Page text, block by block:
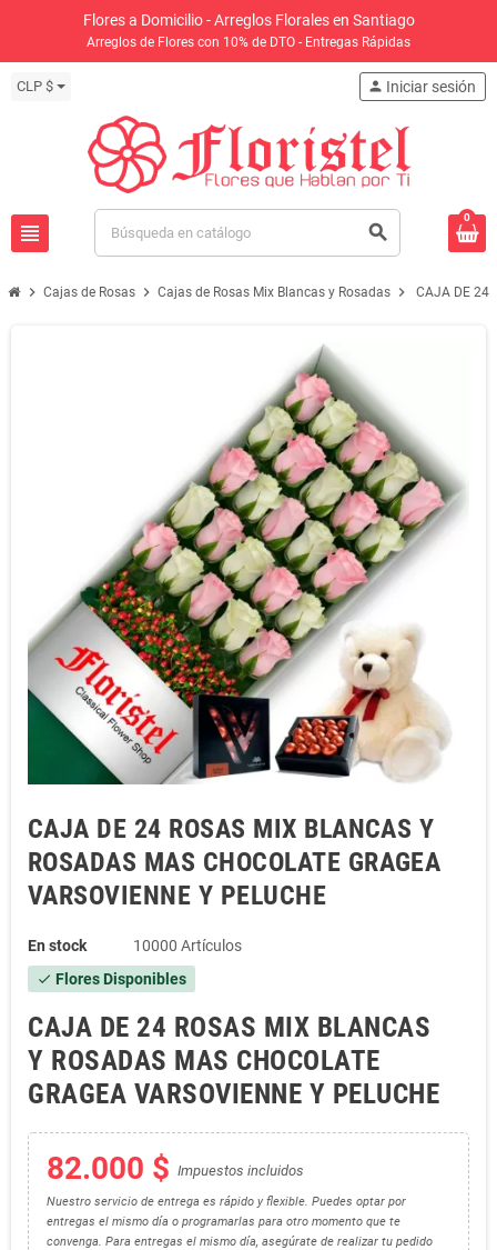
Flores a Domicilio - Arreglos Florales en Santiago
Arreglos de Flores con 10% de DTO - Entregas Rápidas
CLP $
view_headline search
person Iniciar sesión
0
chevron_right Cajas de Rosas chevron_right Cajas de Rosas Mix Blancas y Rosadas chevron_right CAJA DE 24
CAJA DE 24 ROSAS MIX BLANCAS Y
ROSADAS MAS CHOCOLATE GRAGEA
VARSOVIENNE Y PELUCHE
En stock 10000 Artículos
check Flores Disponibles
CAJA DE 24 ROSAS MIX BLANCAS
Y ROSADAS MAS CHOCOLATE
GRAGEA VARSOVIENNE Y PELUCHE
82.000 $ Impuestos incluidos
Nuestro servicio de entrega es rápido y flexible. Puedes optar por
entregas el mismo día o programarlas para otro momento que te
convenga. Para entregas el mismo día, asegúrate de realizar tu pedido